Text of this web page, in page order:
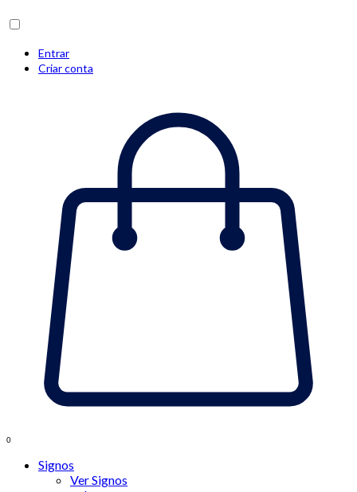
Entrar
Criar conta
0
Signos
Ver Signos